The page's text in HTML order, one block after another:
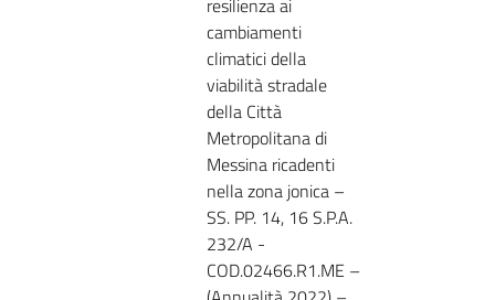
resilienza ai
cambiamenti
climatici della
viabilità stradale
della Città
Metropolitana di
Messina ricadenti
nella zona jonica –
SS. PP. 14, 16 S.P.A.
232/A -
COD.02466.R1.ME –